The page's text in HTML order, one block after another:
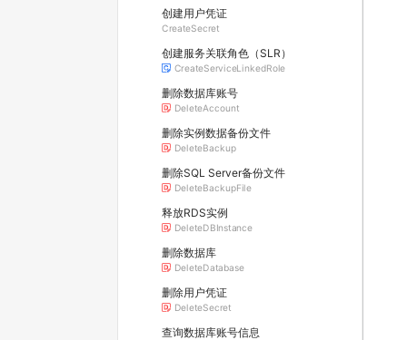
创建用户凭证
CreateSecret
创建服务关联角色（SLR）
CreateServiceLinkedRole
删除数据库账号
DeleteAccount
删除实例数据备份文件
DeleteBackup
删除SQL Server备份文件
DeleteBackupFile
释放RDS实例
DeleteDBInstance
删除数据库
DeleteDatabase
删除用户凭证
DeleteSecret
查询数据库账号信息